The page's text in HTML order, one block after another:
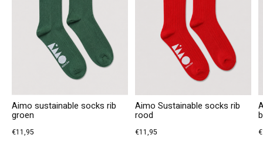
Aimo sustainable socks rib
groen
€11,95
Aimo Sustainable socks rib
rood
€11,95